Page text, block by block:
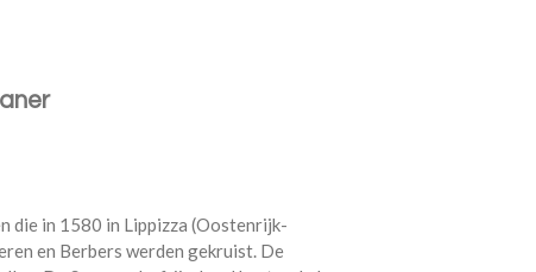
die in 1580 in Lippizza (Oostenrijk-
en Berbers werden gekruist. De